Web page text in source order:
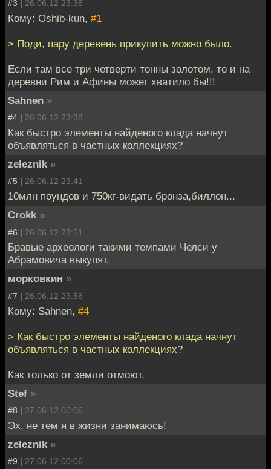
#3 | 26.06.12 23:38
Кому: Oshib-kun, #1
> Поди, пару деревень прикупить можно было.
Если там все три четверти тонны золотом, то и на
деревни Рим и Афины может хватило бы!!!
Sahnen »
#4 | 26.06.12 23:38
Как быстро элементы найденого клада начнут
объявляться в частных коллекциях?
zeleznik »
#5 | 26.06.12 23:41
10млн поундов и 750кг-видать бронза,биллон...
Crokk »
#6 | 26.06.12 23:51
Бравые археологи такими темпами Челси у
Абрамовича выкупят.
морковкин »
#7 | 26.06.12 23:56
Кому: Sahnen, #4
> Как быстро элементы найденого клада начнут
объявляться в частных коллекциях?
Как только от земли отмоют.
Stef »
#8 | 27.06.12 00:06
Эх, не тем я в жизни занимаюсь!
zeleznik »
#9 | 27.06.12 00:06